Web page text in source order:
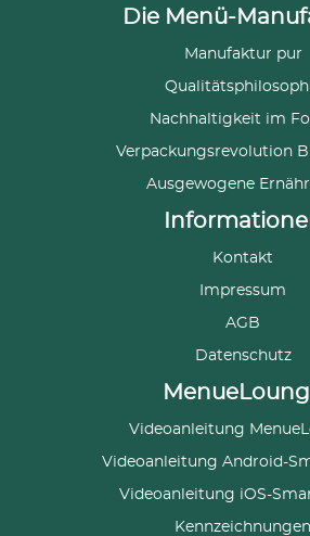
Die Menü-
Manufaktur pur
Nachhaltigkeit im
Verpackungsrevolution
Ausgewogene
Kontakt
Impressum
AGB
Datenschutz
Videoanleitung
Videoanleitung Android-
Videoanleitung iOS-
Kennzeichnungen